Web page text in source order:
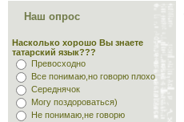
Наш опрос
Насколько хорошо Вы знаете
татарский язык???
Превосходно
Все понимаю,но говорю плохо
Середнячок
Могу поздороваться)
Не понимаю,не говорю